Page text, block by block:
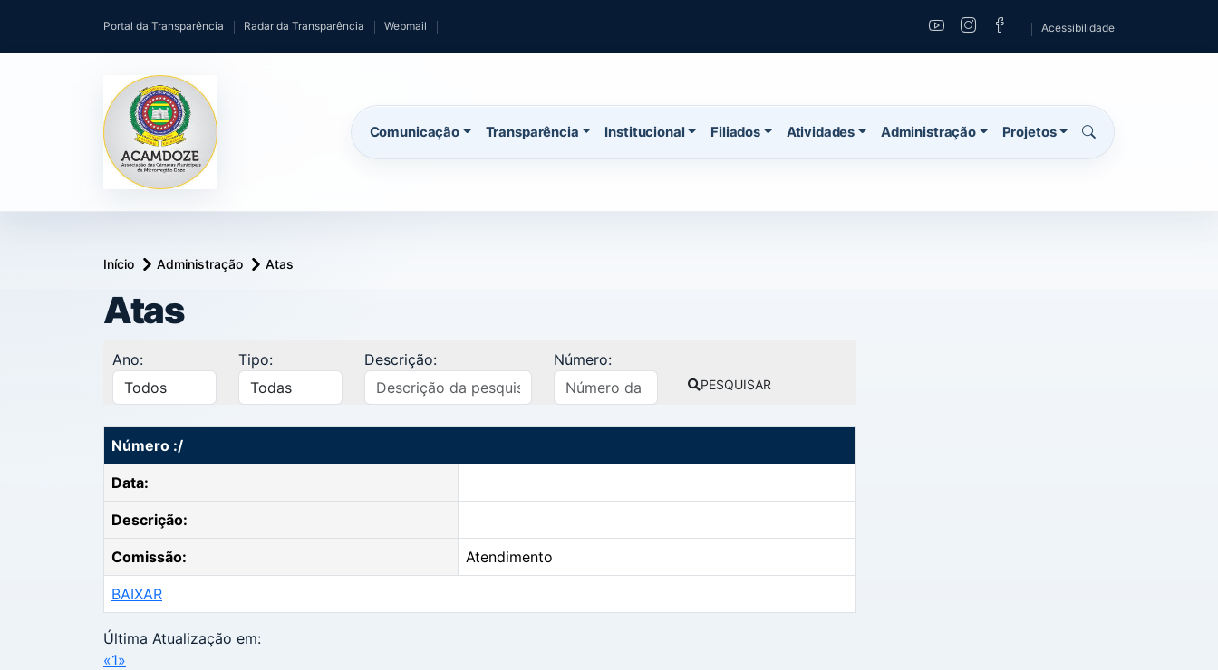
Portal da Transparência Radar da Transparência Webmail Acessibilidade
Comunicação Transparência Institucional Filiados Atividades Administração Projetos
Início Administração Atas
Atas
Ano: Tipo: Descrição: Número:
PESQUISAR
Número :/
Data:
Descrição:
Comissão: Atendimento
BAIXAR
Última Atualização em:
«1»